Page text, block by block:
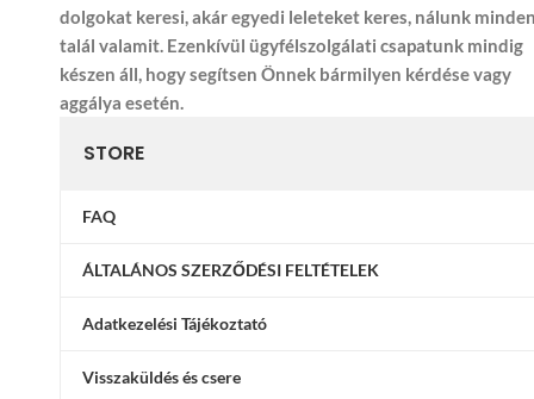
dolgokat keresi, akár egyedi leleteket keres, nálunk
talál valamit. Ezenkívül ügyfélszolgálati csapatunk mindig
készen áll, hogy segítsen Önnek bármilyen kérdése vagy
aggálya esetén.
STORE
FAQ
ÁLTALÁNOS SZERZŐDÉSI FELTÉTELEK
Adatkezelési Tájékoztató
Visszaküldés és csere